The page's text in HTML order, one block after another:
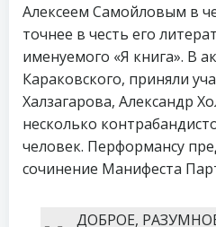
Алексеем Самойловым в
точнее в честь его
именуемого «Я книга». В
Караковского, приняли
Халзагарова, Александр
несколько
человек. Перформансу
сочинение Манифеста
ДОБРОЕ,